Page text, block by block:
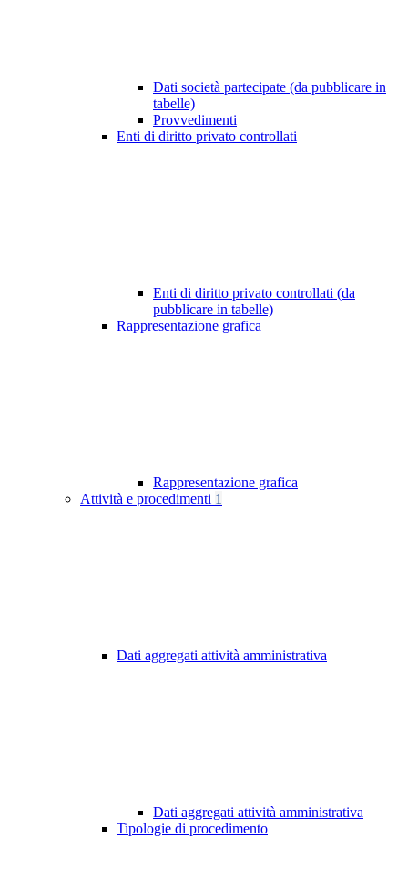
Dati società partecipate (da pubblicare in
tabelle)
Provvedimenti
Enti di diritto privato controllati
Enti di diritto privato controllati (da
pubblicare in tabelle)
Rappresentazione grafica
Rappresentazione grafica
Attività e procedimenti 1
Dati aggregati attività amministrativa
Dati aggregati attività amministrativa
Tipologie di procedimento